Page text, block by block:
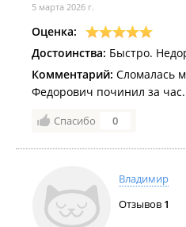
5 марта 2026 г.
Оценка:
Достоинства: Быстро.
Комментарий: Сломалась
Федорович починил за
Спасибо 0
Владимир
Отзывов 1